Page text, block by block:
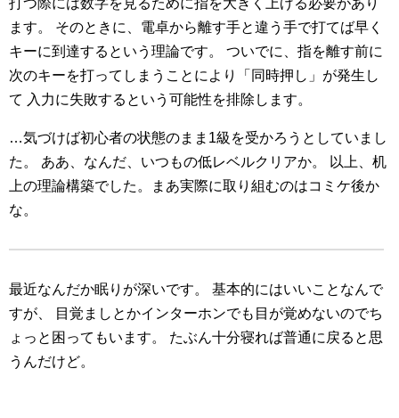
打つ際には数字を見るために指を大きく上げる必要があり
ます。
そのときに、電卓から離す手と違う手で打てば早く
キーに到達するという理論です。
ついでに、指を離す前に
次のキーを打ってしまうことにより「同時押し」が発生し
て 入力に失敗するという可能性を排除します。
…気づけば初心者の状態のまま1級を受かろうとしていまし
た。
ああ、なんだ、いつもの低レベルクリアか。
以上、机
上の理論構築でした。まあ実際に取り組むのはコミケ後か
な。
最近なんだか眠りが深いです。
基本的にはいいことなんで
すが、
目覚ましとかインターホンでも目が覚めないのでち
ょっと困ってもいます。
たぶん十分寝れば普通に戻ると思
うんだけど。